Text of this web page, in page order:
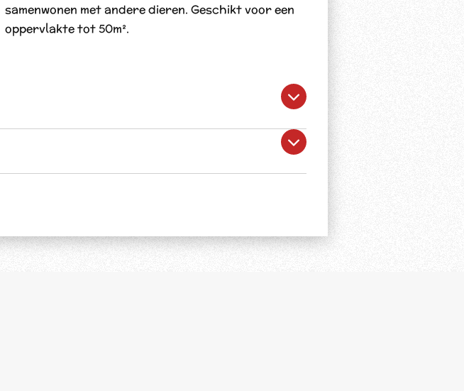
samenwonen met andere dieren. Geschikt voor een
oppervlakte tot 50m².